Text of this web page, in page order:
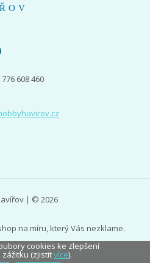
608 460
| © 2026
na míru, který Vás nezklame.
cookies ke zlepšení
(zjistitvíce).